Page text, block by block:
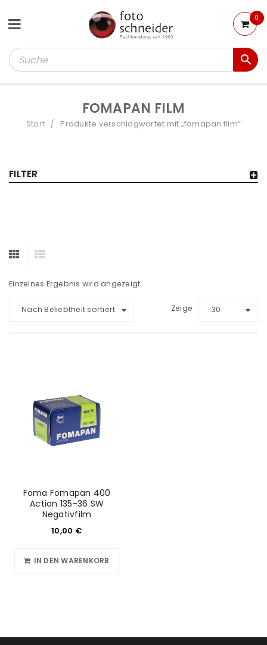
0
FOMAPAN FILM
Start / Produkte verschlagwortet mit „fomapan film“
FILTER
Einzelnes Ergebnis wird angezeigt
Nach Beliebtheit sortiert Zeige 30
Foma Fomapan 400
Action 135-36 SW
Negativfilm
10,00 €
IN DEN WARENKORB